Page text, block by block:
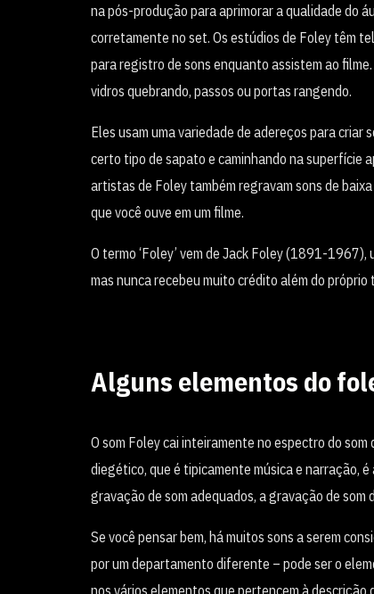
na pós-produção para aprimorar a qualidade do
corretamente no set. Os estúdios de Foley têm
para registro de sons enquanto assistem ao
vidros quebrando, passos ou portas rangendo.
Eles usam uma variedade de adereços para criar
certo tipo de sapato e caminhando na superfície
artistas de Foley também regravam sons de
que você ouve em um filme.
O termo ‘Foley’ vem de Jack Foley (1891-
mas nunca recebeu muito crédito além do próprio
Alguns elementos do
O som Foley cai inteiramente no espectro do
diegético, que é tipicamente música e narração,
gravação de som adequados, a gravação de
Se você pensar bem, há muitos sons a serem
por um departamento diferente – pode ser o
nos vários elementos que pertencem à